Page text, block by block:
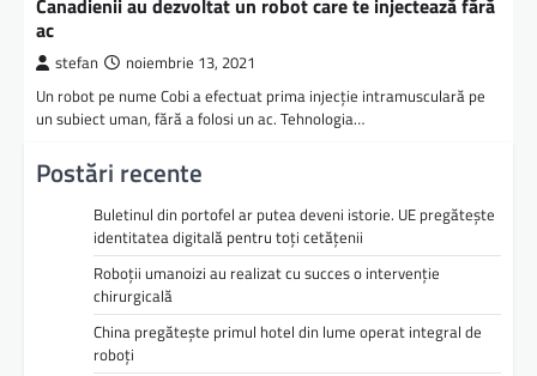
Canadienii au dezvoltat un robot care te injectează fără
ac
stefan noiembrie 13, 2021
Un robot pe nume Cobi a efectuat prima injecție intramusculară pe
un subiect uman, fără a folosi un ac. Tehnologia…
Postări recente
Buletinul din portofel ar putea deveni istorie. UE pregătește
identitatea digitală pentru toți cetățenii
Roboții umanoizi au realizat cu succes o intervenție
chirurgicală
China pregătește primul hotel din lume operat integral de
roboți